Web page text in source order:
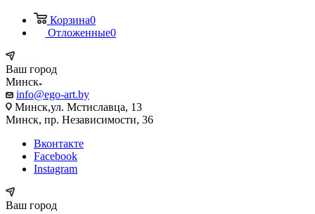
Корзина0
Отложенные0
Ваш город
Минск
info@ego-art.by
Минск,ул. Мстиславца, 13
Минск, пр. Независимости, 36
Вконтакте
Facebook
Instagram
Ваш город